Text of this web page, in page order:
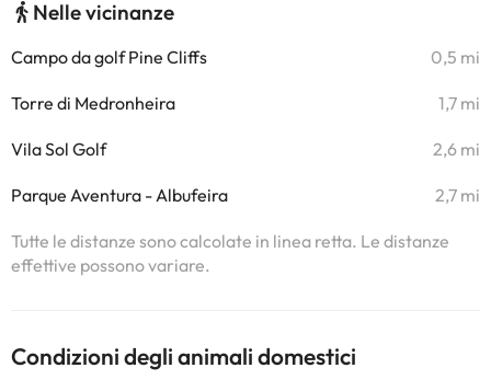
Nelle vicinanze
Campo da golf Pine Cliffs 0,5 mi
Torre di Medronheira 1,7 mi
Vila Sol Golf 2,6 mi
Parque Aventura - Albufeira 2,7 mi
Tutte le distanze sono calcolate in linea retta. Le distanze
effettive possono variare.
Condizioni degli animali domestici